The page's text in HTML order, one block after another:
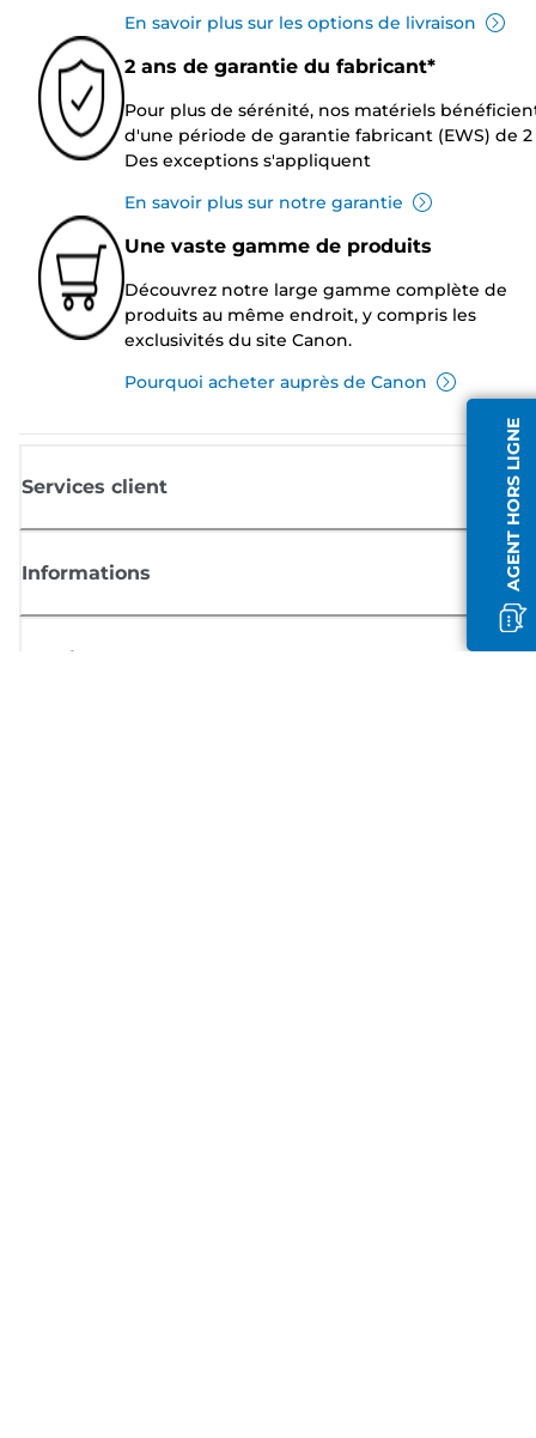
AGENT HORS LIGNE
En savoir plus sur les options de livraison
2 ans de garantie du fabricant*
Pour plus de sérénité, nos matériels
d'une période de garantie fabricant (EWS) de 2
Des exceptions s'appliquent
En savoir plus sur notre garantie
Une vaste gamme de produits
Découvrez notre large gamme complète de
produits au même endroit, y compris les
exclusivités du site Canon.
Pourquoi acheter auprès de Canon
Services client
Informations
Boutique